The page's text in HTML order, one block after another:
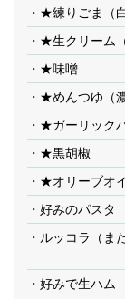
・★練りごま（
・★生クリーム
・★味噌
・★めんつゆ（
・★ガーリック
・★黒胡椒
・★オリーブオ
・好みのパスタ
・ルッコラ（ま
・好みで生ハム